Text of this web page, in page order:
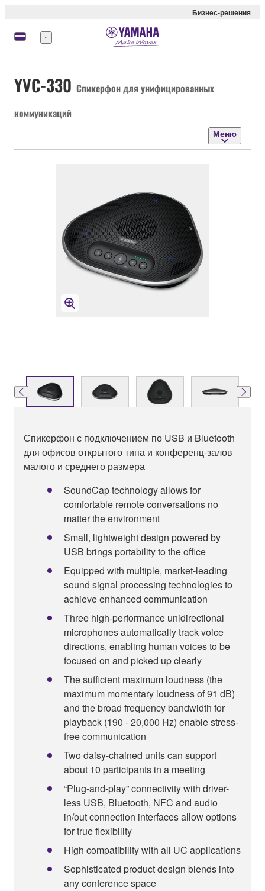
Бизнес-решения
Меню
YVC-330 Спикерфон для унифицированных
коммуникаций
Меню
Спикерфон с подключением по USB и Bluetooth
для офисов открытого типа и конференц-залов
малого и среднего размера
SoundCap technology allows for
comfortable remote conversations no
matter the environment
Small, lightweight design powered by
USB brings portability to the office
Equipped with multiple, market-leading
sound signal processing technologies to
achieve enhanced communication
Three high-performance unidirectional
microphones automatically track voice
directions, enabling human voices to be
focused on and picked up clearly
The sufficient maximum loudness (the
maximum momentary loudness of 91 dB)
and the broad frequency bandwidth for
playback (190 - 20,000 Hz) enable stress-
free communication
Two daisy-chained units can support
about 10 participants in a meeting
“Plug-and-play” connectivity with driver-
less USB, Bluetooth, NFC and audio
in/out connection interfaces allow options
for true flexibility
High compatibility with all UC applications
Sophisticated product design blends into
any conference space